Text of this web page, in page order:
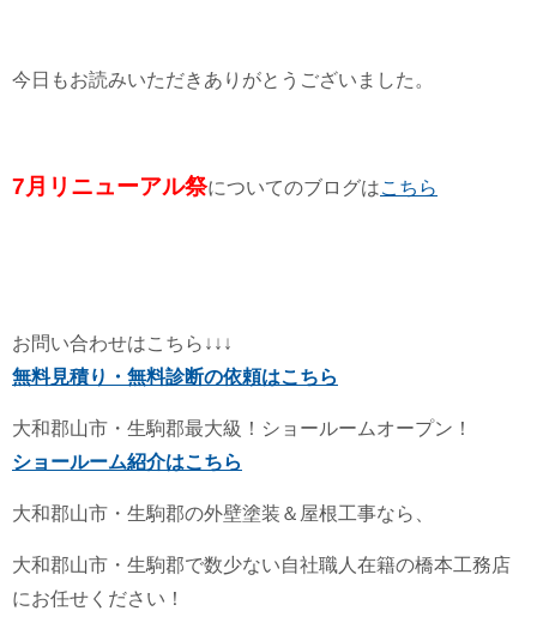
今日もお読みいただきありがとうございました。
7月リニューアル祭についてのブログはこちら
お問い合わせはこちら↓↓↓
無料見積り・無料診断の依頼はこちら
大和郡山市・生駒郡最大級！ショールームオープン！
ショールーム紹介はこちら
大和郡山市・生駒郡の外壁塗装＆屋根工事なら、
大和郡山市・生駒郡で数少ない自社職人在籍の橋本工務店
にお任せください！